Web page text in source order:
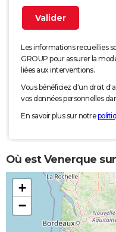
Les informations recueillies
GROUP pour assurer la
liées aux interventions.
Vous bénéficiez d'un droit
vos données personnelles
En savoir plus sur notre
Où est Venerque
+
−